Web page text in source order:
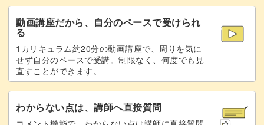
すので、動画で確認してみてくださいね。
難しそうに見えますが、コツをつかめば意外とかんたんに
できますよ。
動画講座だから、自分のペースで受けられ
る
1カリキュラム約20分の動画講座で、周りを気に
せず自分のペースで受講。制限なく、何度でも見
直すことができます。
わからない点は、講師へ直接質問